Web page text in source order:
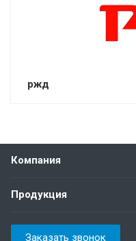
ржд
Компания
Продукция
Заказать звонок